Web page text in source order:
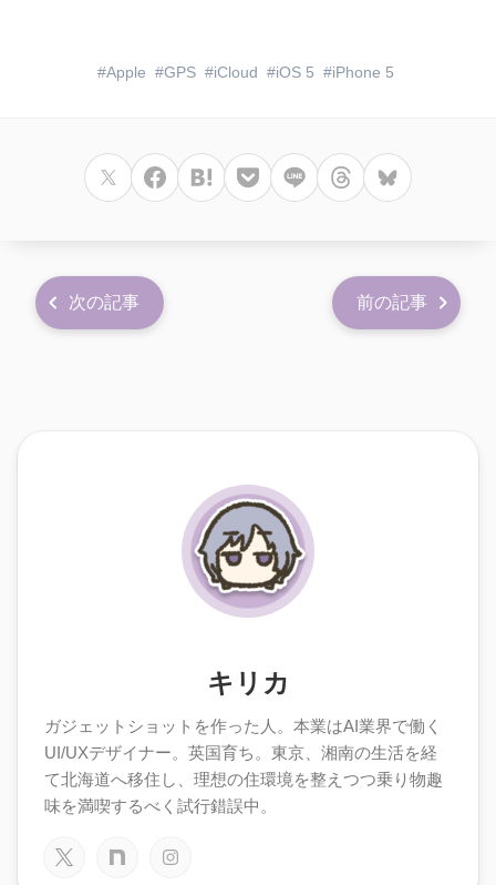
Apple GPS iCloud iOS 5 iPhone 5
次の記事 前の記事
キリカ
ガジェットショットを作った人。本業はAI業界で働く
UI/UXデザイナー。英国育ち。東京、湘南の生活を経
て北海道へ移住し、理想の住環境を整えつつ乗り物趣
味を満喫するべく試行錯誤中。